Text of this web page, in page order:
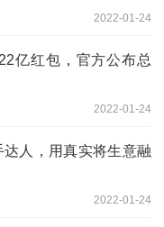
2022-01-24
亿红包，官方公布总
2022-01-24
达人，用真实将生意融
2022-01-24